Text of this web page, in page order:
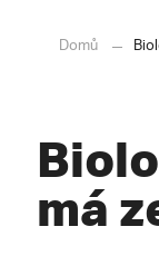
Domů
má